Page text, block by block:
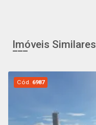
Imóveis Similares
Cód. 6987